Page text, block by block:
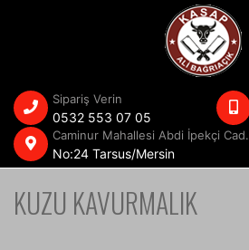
Sipariş Verin
0532 553 07 05
Caminur Mahallesi Abdi İpekçi Cad.
No:24 Tarsus/Mersin
KUZU KAVURMALIK